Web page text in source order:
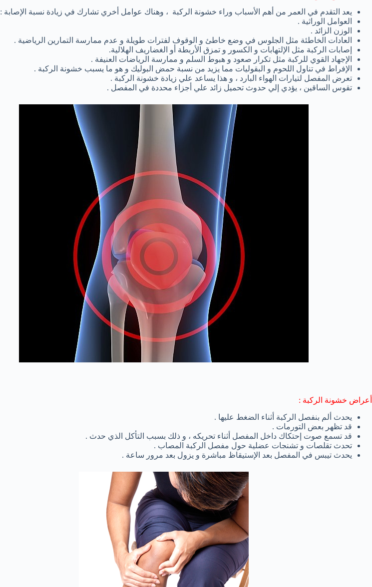
يعد التقدم في العمر من أهم الأسباب وراء خشونة الركبة ، وهناك عوامل أخري تشارك في زيادة نسبة الإصابة :
العوامل الوراثية .
الوزن الزائد .
العادات الخاطئة مثل الجلوس في وضع خاطئ و الوقوف لفترات طويلة و عدم ممارسة التمارين الرياضية .
إصابات الركبة مثل الإلتهابات و الكسور و تمزق الأربطة أو الغضاريف الهلالية.
الإجهاد القوي للركبة مثل تكرار صعود و هبوط السلم و ممارسة الرياضات العنيفة .
الإفراط في تناول اللحوم و البقوليات مما يزيد من نسبة حمض البوليك و هو ما يسبب خشونة الركبة .
تعرض المفصل لتيارات الهواء البارد ، و هذا يساعد علي زيادة خشونة الركبة .
تقوس الساقين ، يؤدي إلي حدوث تحميل زائد علي أجزاء محددة في المفصل .
أعراض خشونة الركبة :
يحدث ألم بنفصل الركبة أثناء الضغط عليها .
قد تظهر بعض التورمات .
قد تسمع صوت إحتكاك داخل المفصل أثناء تحريكه ، و ذلك بسبب التأكل الذي حدث .
تحدث تقلصات و تشنجات عضلية حول مفصل الركبة المصاب .
يحدث تيبس في المفصل بعد الإستيقاظ مباشرة و يزول بعد مرور ساعة .